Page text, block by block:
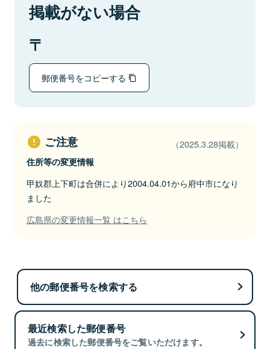
掲載がない場合
郵便番号をコピーする
ご注意 （2025.3.28掲載）
住所等の変更情報
甲奴郡上下町は合併により2004.04.01から府中市になり
ました
広島県の変更情報一覧 はこちら
他の郵便番号を検索する
最近検索した郵便番号
過去に検索した郵便番号をご覧いただけます。